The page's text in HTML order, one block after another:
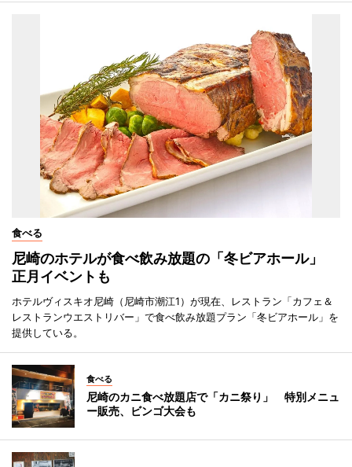
食べる
尼崎のホテルが食べ飲み放題の「冬ビアホール」
正月イベントも
ホテルヴィスキオ尼崎（尼崎市潮江1）が現在、レストラン「カフェ＆
レストランウエストリバー」で食べ飲み放題プラン「冬ビアホール」を
提供している。
食べる
尼崎のカニ食べ放題店で「カニ祭り」 特別メニュ
ー販売、ビンゴ大会も